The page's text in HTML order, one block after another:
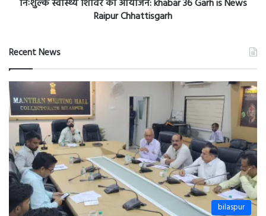
स्वास्थ्य
khabar
36
Garh
is
News
Raipur
Chhattisgarh
Raipur Chhattisgarh
bilaspur